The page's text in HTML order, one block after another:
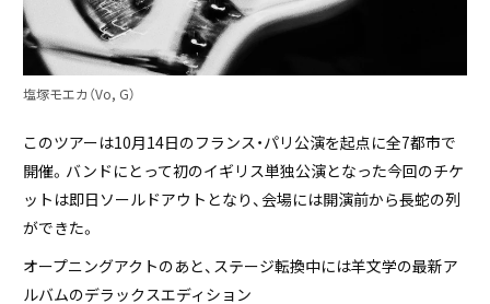
塩塚モエカ（Vo, G）
このツアーは10月14日のフランス・パリ公演を起点に全7都市で
開催。バンドにとって初のイギリス単独公演となった今回のチケ
ットは即日ソールドアウトとなり、会場には開演前から長蛇の列
ができた。
オープニングアクトのあと、ステージ転換中には羊文学の最新ア
ルバムのデラックスエディション